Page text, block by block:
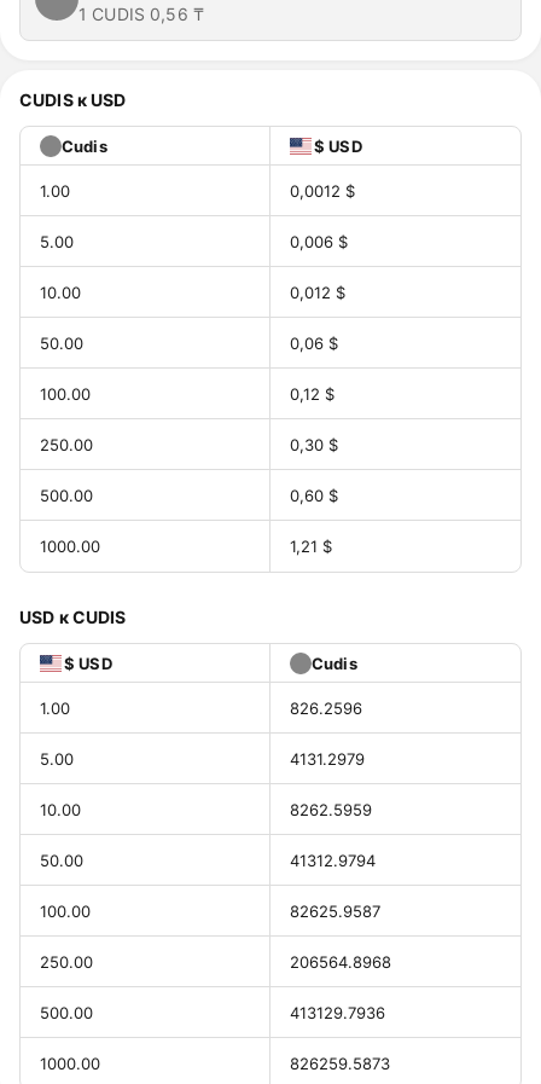
1 CUDIS 0,56 ₸
CUDIS к USD
Cudis $ USD
1.00 0,0012 $
5.00 0,006 $
10.00 0,012 $
50.00 0,06 $
100.00 0,12 $
250.00 0,30 $
500.00 0,60 $
1000.00 1,21 $
USD к CUDIS
$ USD Cudis
1.00 826.2596
5.00 4131.2979
10.00 8262.5959
50.00 41312.9794
100.00 82625.9587
250.00 206564.8968
500.00 413129.7936
1000.00 826259.5873